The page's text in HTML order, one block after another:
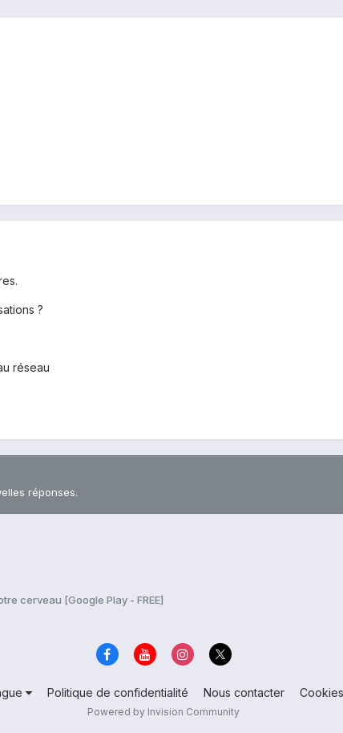
?
réseau
réponses.
cerveau [Google Play - FREE]
Politique de confidentialité Nous contacter Cookies
Powered by Invision Community